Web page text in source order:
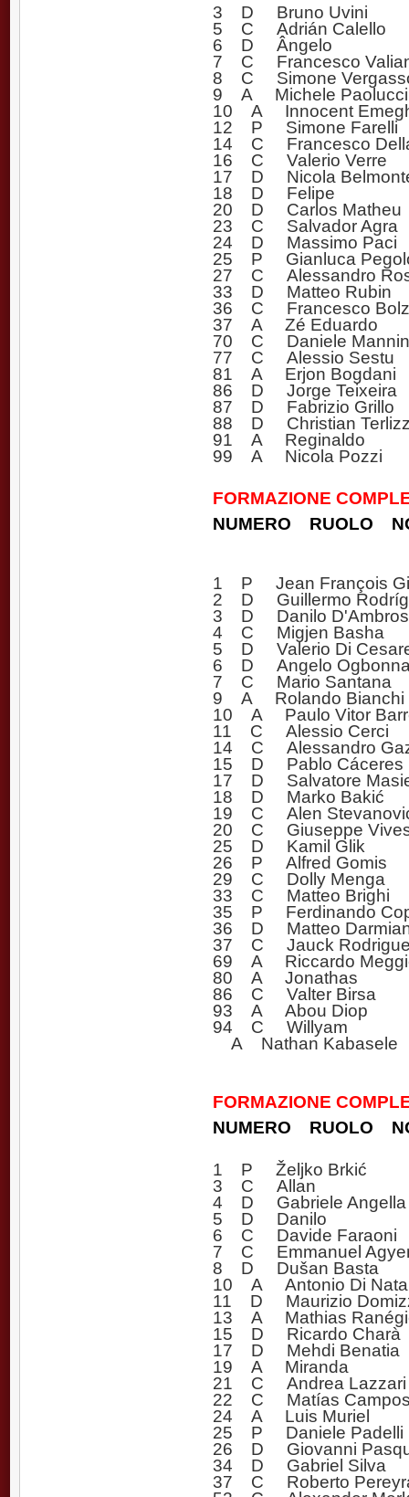
3 D Bruno Uvini
5 C Adrián Calello
6 D Ângelo
7 C Francesco
8 C Simone
9 A Michele Paolucci
10 A Innocent
12 P Simone Farelli
14 C Francesco
16 C Valerio Verre
17 D Nicola
18 D Felipe
20 D Carlos Matheu
23 C Salvador Agra
24 D Massimo Paci
25 P Gianluca
27 C Alessandro
33 D Matteo Rubin
36 C Francesco
37 A Zé Eduardo
70 C Daniele
77 C Alessio Sestu
81 A Erjon Bogdani
86 D Jorge Teixeira
87 D Fabrizio Grillo
88 D Christian
91 A Reginaldo
99 A Nicola Pozzi
FORMAZIONE
NUMERO RUOLO
1 P Jean François
2 D Guillermo
3 D Danilo
4 C Migjen Basha
5 D Valerio Di
6 D Angelo Ogbonna
7 C Mario Santana
9 A Rolando Bianchi
10 A Paulo Vitor
11 C Alessio Cerci
14 C Alessandro
15 D Pablo Cáceres
17 D Salvatore
18 D Marko Bakić
19 C Alen
20 C Giuseppe
25 D Kamil Glik
26 P Alfred Gomis
29 C Dolly Menga
33 C Matteo Brighi
35 P Ferdinando
36 D Matteo
37 C Jauck
69 A Riccardo
80 A Jonathas
86 C Valter Birsa
93 A Abou Diop
94 C Willyam
A Nathan Kabasele
FORMAZIONE
NUMERO RUOLO
1 P Željko Brkić
3 C Allan
4 D Gabriele Angella
5 D Danilo
6 C Davide Faraoni
7 C Emmanuel
8 D Dušan Basta
10 A Antonio Di
11 D Maurizio
13 A Mathias
15 D Ricardo Charà
17 D Mehdi Benatia
19 A Miranda
21 C Andrea Lazzari
22 C Matías
24 A Luis Muriel
25 P Daniele Padelli
26 D Giovanni
34 D Gabriel Silva
37 C Roberto